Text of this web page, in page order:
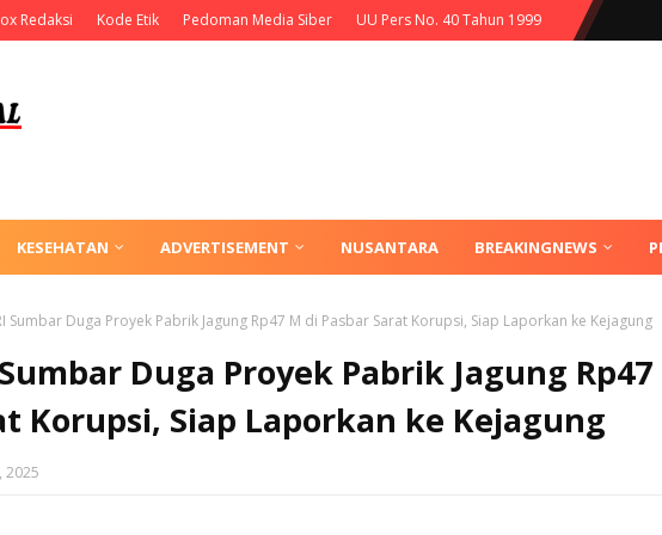
Redaksi Kode Etik Pedoman Media Siber UU Pers No. 40 Tahun 1999
KESEHATAN ADVERTISEMENT NUSANTARA BREAKINGNEWS
Sumbar Duga Proyek Pabrik Jagung Rp47 M di Pasbar Sarat Korupsi, Siap Laporkan ke Kejagung
Sumbar Duga Proyek Pabrik Jagung Rp47
Korupsi, Siap Laporkan ke Kejagung
2025